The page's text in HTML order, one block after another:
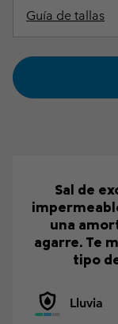
Guía de tallas
Sal de
una
agarre. Te
tipo
Lluvia